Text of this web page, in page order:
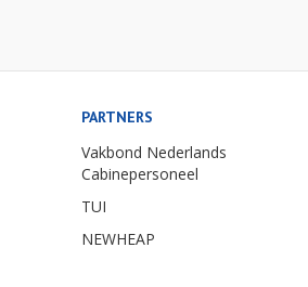
PARTNERS
Vakbond Nederlands
Cabinepersoneel
TUI
NEWHEAP